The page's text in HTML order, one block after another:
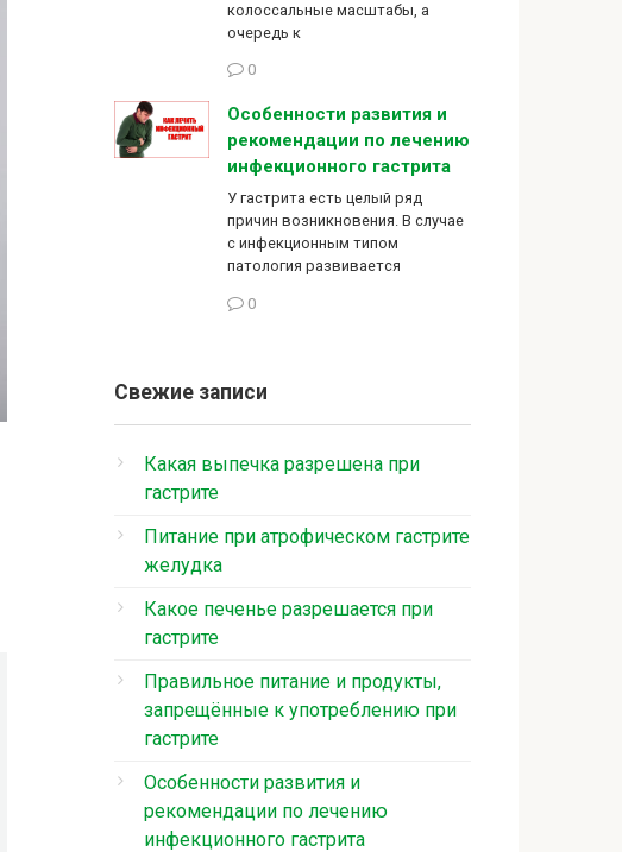
колоссальные масштабы, а
очередь к
0
Особенности развития и
рекомендации по лечению
инфекционного гастрита
У гастрита есть целый ряд
причин возникновения. В случае
с инфекционным типом
патология развивается
0
Свежие записи
Какая выпечка разрешена при
гастрите
Питание при атрофическом гастрите
желудка
Какое печенье разрешается при
гастрите
Правильное питание и продукты,
запрещённые к употреблению при
гастрите
Особенности развития и
рекомендации по лечению
инфекционного гастрита